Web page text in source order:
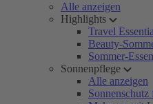
Alle anzeigen
Highlights
Travel
Beauty-
Sommer-
Sonnenpflege
Alle anzeigen
Sonnenschutz